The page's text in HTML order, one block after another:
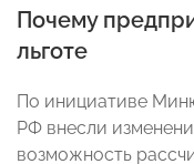
Почему
льготе
По инициативе
РФ внесли
возможность